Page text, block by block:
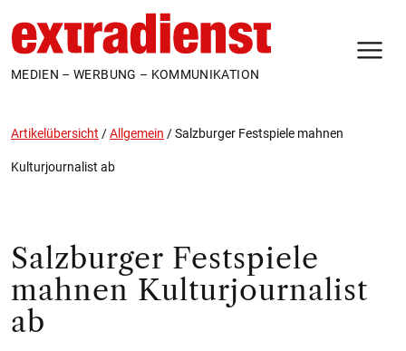
MEDIEN – WERBUNG – KOMMUNIKATION
Artikelübersicht /Allgemein /Salzburger Festspiele mahnen
Kulturjournalist ab
Salzburger Festspiele
mahnen Kulturjournalist
ab